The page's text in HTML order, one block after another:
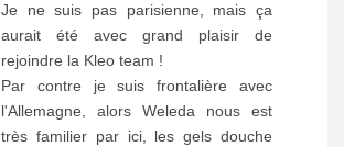
Je ne suis pas parisienne, mais ça
aurait été avec grand plaisir de
rejoindre la Kleo team !
Par contre je suis frontalière avec
l'Allemagne, alors Weleda nous est
très familier par ici, les gels douche